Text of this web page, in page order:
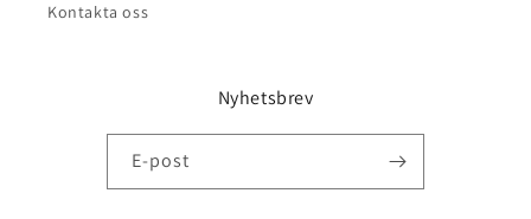
Kontakta oss
Nyhetsbrev
E-post